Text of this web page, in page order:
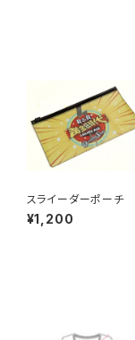
スライーダーポーチ
¥1,200